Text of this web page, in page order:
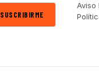
SUSCRIBIRME
Aviso